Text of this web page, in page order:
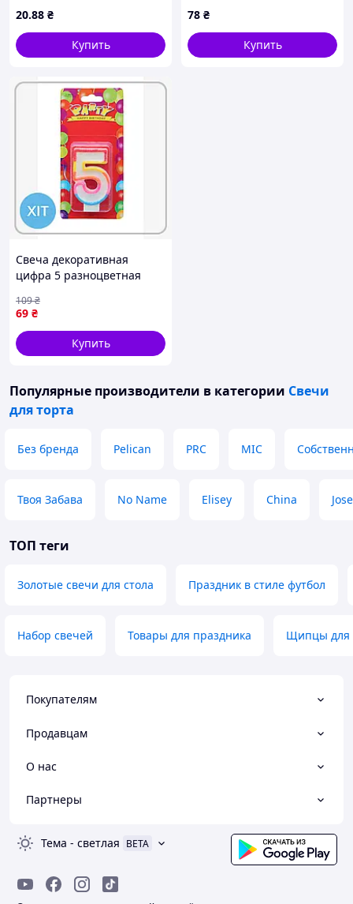
20.88 ₴
Купить
78 ₴
Купить
Свеча декоративная
цифра 5 разноцветная
рождения 5 лет
69 ₴
109₴
Купить
Популярные производители в категории Свечи
для торта
Без бренда Pelican PRC MIC
Твоя Забава No Name Elisey China
ТОП теги
Золотые свечи для стола Праздник в стиле футбол
Набор свечей Товары для праздника Щипцы для
Покупателям
Продавцам
О нас
Партнеры
Тема - светлая BETA